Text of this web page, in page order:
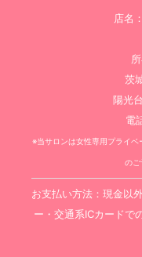
店名
茨
陽光
電
※当サロンは女性専用プライ
のご
お支払い方法：現金以
ー・交通系ICカードで